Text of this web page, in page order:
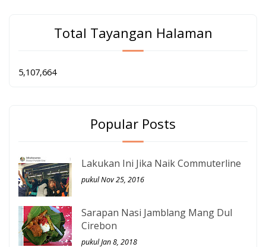
Total Tayangan Halaman
5,107,664
Popular Posts
Lakukan Ini Jika Naik Commuterline
pukul Nov 25, 2016
Sarapan Nasi Jamblang Mang Dul
Cirebon
pukul Jan 8, 2018